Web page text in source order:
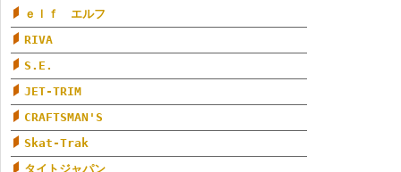
ｅｌｆ エルフ
RIVA
S.E.
JET-TRIM
CRAFTSMAN'S
Skat-Trak
タイトジャパン